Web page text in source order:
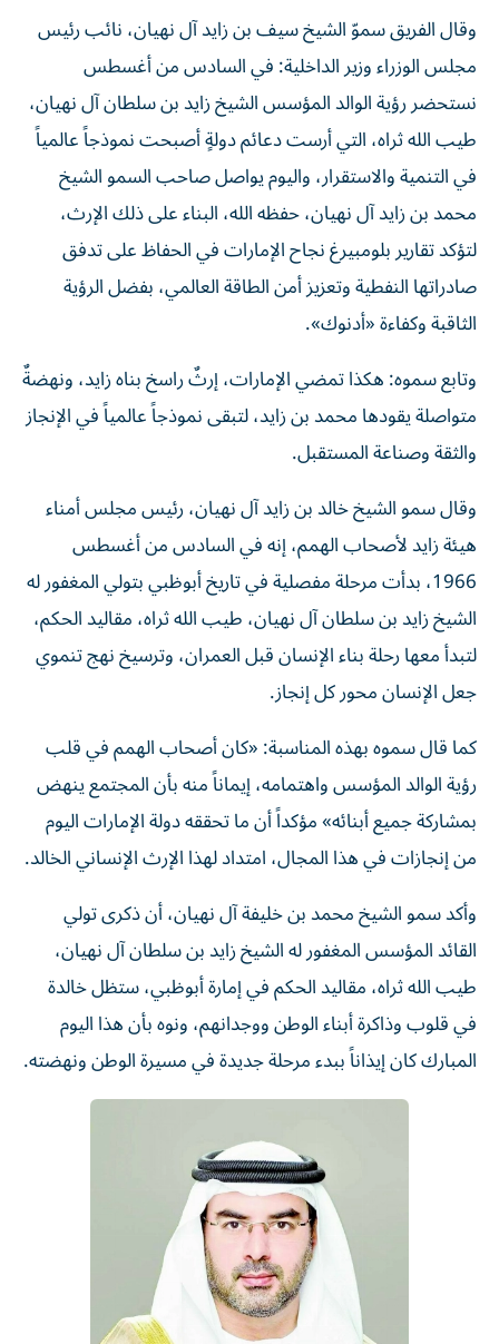
وقال الفريق سموّ الشيخ سيف بن زايد آل نهيان، نائب رئيس
مجلس الوزراء وزير الداخلية: في السادس من أغسطس
نستحضر رؤية الوالد المؤسس الشيخ زايد بن سلطان آل نهيان،
طيب الله ثراه، التي أرست دعائم دولةٍ أصبحت نموذجاً عالمياً
في التنمية والاستقرار، واليوم يواصل صاحب السمو الشيخ
محمد بن زايد آل نهيان، حفظه الله، البناء على ذلك الإرث،
لتؤكد تقارير بلومبيرغ نجاح الإمارات في الحفاظ على تدفق
صادراتها النفطية وتعزيز أمن الطاقة العالمي، بفضل الرؤية
الثاقبة وكفاءة «أدنوك».
وتابع سموه: هكذا تمضي الإمارات، إرثٌ راسخ بناه زايد، ونهضةٌ
متواصلة يقودها محمد بن زايد، لتبقى نموذجاً عالمياً في الإنجاز
والثقة وصناعة المستقبل.
وقال سمو الشيخ خالد بن زايد آل نهيان، رئيس مجلس أمناء
هيئة زايد لأصحاب الهمم، إنه في السادس من أغسطس
1966، بدأت مرحلة مفصلية في تاريخ أبوظبي بتولي المغفور له
الشيخ زايد بن سلطان آل نهيان، طيب الله ثراه، مقاليد الحكم،
لتبدأ معها رحلة بناء الإنسان قبل العمران، وترسيخ نهج تنموي
جعل الإنسان محور كل إنجاز.
كما قال سموه بهذه المناسبة: «كان أصحاب الهمم في قلب
رؤية الوالد المؤسس واهتمامه، إيماناً منه بأن المجتمع ينهض
بمشاركة جميع أبنائه» مؤكداً أن ما تحققه دولة الإمارات اليوم
من إنجازات في هذا المجال، امتداد لهذا الإرث الإنساني الخالد.
وأكد سمو الشيخ محمد بن خليفة آل نهيان، أن ذكرى تولي
القائد المؤسس المغفور له الشيخ زايد بن سلطان آل نهيان،
طيب الله ثراه، مقاليد الحكم في إمارة أبوظبي، ستظل خالدة
في قلوب وذاكرة أبناء الوطن ووجدانهم، ونوه بأن هذا اليوم
المبارك كان إيذاناً ببدء مرحلة جديدة في مسيرة الوطن ونهضته.